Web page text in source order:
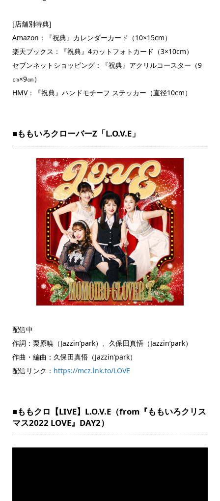
[店舗別特典]
Amazon：『祝典』カレンダーカード（10×15cm）
楽天ブックス：『祝典』4カットフォトカード（3×10cm）
セブンネットショッピング：『祝典』アクリルコースター（9
㎝×9㎝）
HMV：『祝典』ハンドモチーフ ステッカー（直径10cm）
■ももいろクローバーZ「L.O.V.E」
配信中
作詞：栗原暁（Jazzin’park）、久保田真悟（Jazzin’park）
作曲・編曲：久保田真悟（Jazzin’park）
配信リンク： https://mcz.lnk.to/LOVE
■ももクロ【LIVE】L.O.V.E（from『ももいろクリス
マス2022 LOVE』DAY2）